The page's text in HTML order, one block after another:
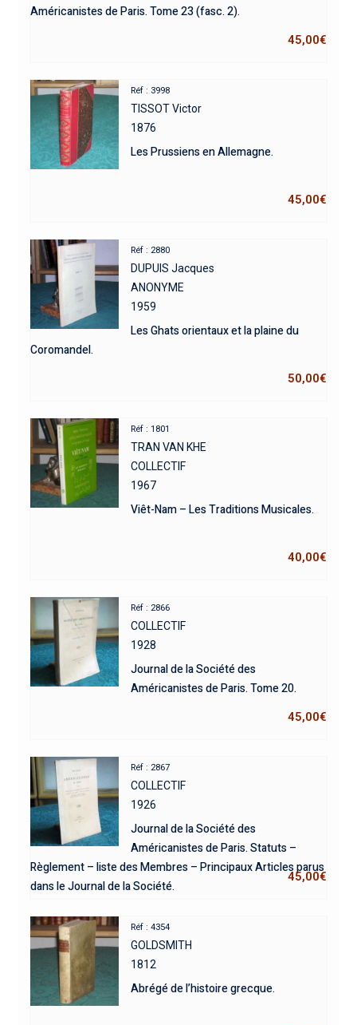
Américanistes de Paris. Tome 23 (fasc. 2).
45,00€
Réf : 3998
TISSOT Victor
1876
Les Prussiens en Allemagne.
45,00€
Réf : 2880
DUPUIS Jacques
ANONYME
1959
Les Ghats orientaux et la plaine du
Coromandel.
50,00€
Réf : 1801
TRAN VAN KHE
COLLECTIF
1967
Viêt-Nam – Les Traditions Musicales.
40,00€
Réf : 2866
COLLECTIF
1928
Journal de la Société des
Américanistes de Paris. Tome 20.
45,00€
Réf : 2867
COLLECTIF
1926
Journal de la Société des
Américanistes de Paris. Statuts –
Règlement – liste des Membres – Principaux Articles parus
dans le Journal de la Société.
45,00€
Réf : 4354
GOLDSMITH
1812
Abrégé de l’histoire grecque.